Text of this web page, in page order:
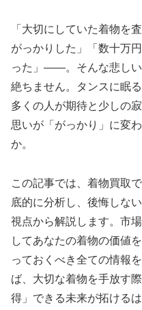
「大切にしていた着物を
がっかりした」「数十万
った」——。そんな悲し
絶ちません。タンスに眠
多くの人が期待と少しの
思いが「がっかり」に変
か。
この記事では、着物買取
底的に分析し、後悔しな
視点から解説します。市
してあなたの着物の価値
っておくべき全ての情報
ば、大切な着物を手放す
得」できる未来が拓けるは